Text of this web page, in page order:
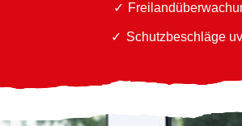
Schutzbeschläge